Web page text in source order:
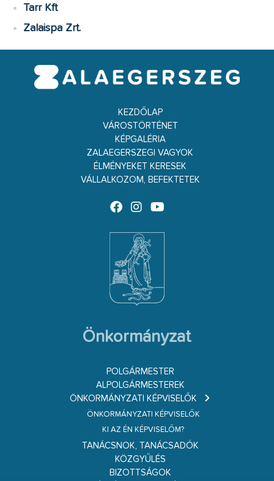
Tarr Kft
Zalaispa Zrt.
KEZDŐLAP
VÁROSTÖRTÉNET
KÉPGALÉRIA
ZALAEGERSZEGI VAGYOK
ÉLMÉNYEKET KERESEK
VÁLLALKOZOM, BEFEKTETEK
Önkormányzat
POLGÁRMESTER
ALPOLGÁRMESTEREK
ÖNKORMÁNYZATI KÉPVISELŐK
ÖNKORMÁNYZATI KÉPVISELŐK
KI AZ ÉN KÉPVISELŐM?
TANÁCSNOK, TANÁCSADÓK
KÖZGYŰLÉS
BIZOTTSÁGOK